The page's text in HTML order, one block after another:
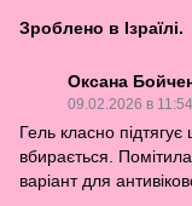
Зроблено в Ізраїлі.
Оксана
09.02.2026 в 11:54
Гель класно
вбирається.
варіант для